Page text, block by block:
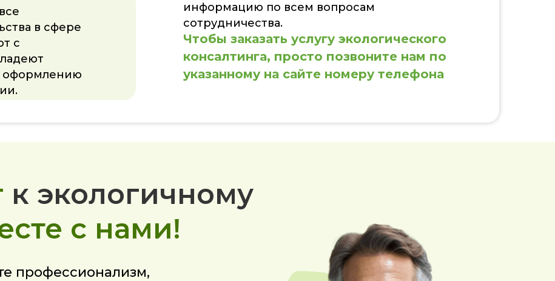
в сфере
с
оформлению
Чтобы заказать услугу экологического
консалтинга, просто позвоните нам по
указанному на сайте номеру телефона
информацию по всем вопросам
сотрудничества.
к экологичному
с нами!
профессионализм,